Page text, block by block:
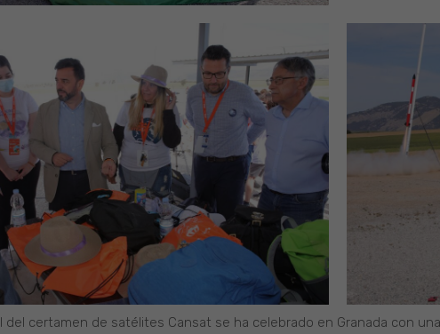
del certamen de satélites Cansat se ha celebrado en Granada con